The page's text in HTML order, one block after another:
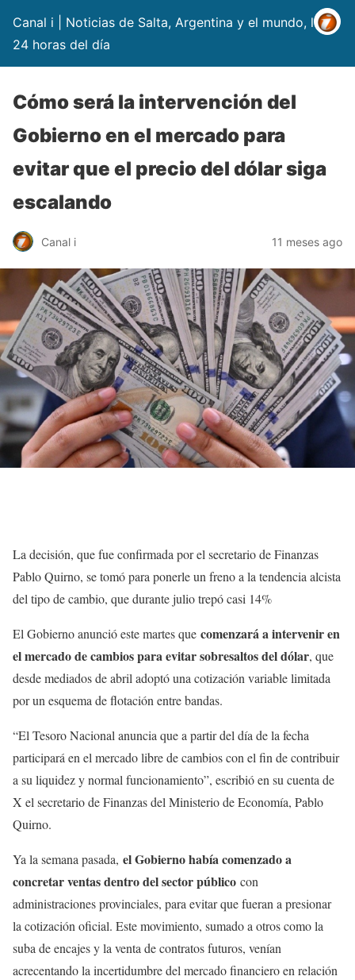
Canal i | Noticias de Salta, Argentina y el mundo, las
24 horas del día
Cómo será la intervención del
Gobierno en el mercado para
evitar que el precio del dólar siga
escalando
Canal i 11 meses ago
La decisión, que fue confirmada por el secretario de Finanzas
Pablo Quirno, se tomó para ponerle un freno a la tendencia alcista
del tipo de cambio, que durante julio trepó casi 14%
El Gobierno anunció este martes que comenzará a intervenir en
el mercado de cambios para evitar sobresaltos del dólar, que
desde mediados de abril adoptó una cotización variable limitada
por un esquema de flotación entre bandas.
“El Tesoro Nacional anuncia que a partir del día de la fecha
participará en el mercado libre de cambios con el fin de contribuir
a su liquidez y normal funcionamiento”, escribió en su cuenta de
X el secretario de Finanzas del Ministerio de Economía, Pablo
Quirno.
Ya la semana pasada, el Gobierno había comenzado a
concretar ventas dentro del sector público con
administraciones provinciales, para evitar que fueran a presionar
la cotización oficial. Este movimiento, sumado a otros como la
suba de encajes y la venta de contratos futuros, venían
acrecentando la incertidumbre del mercado financiero en relación